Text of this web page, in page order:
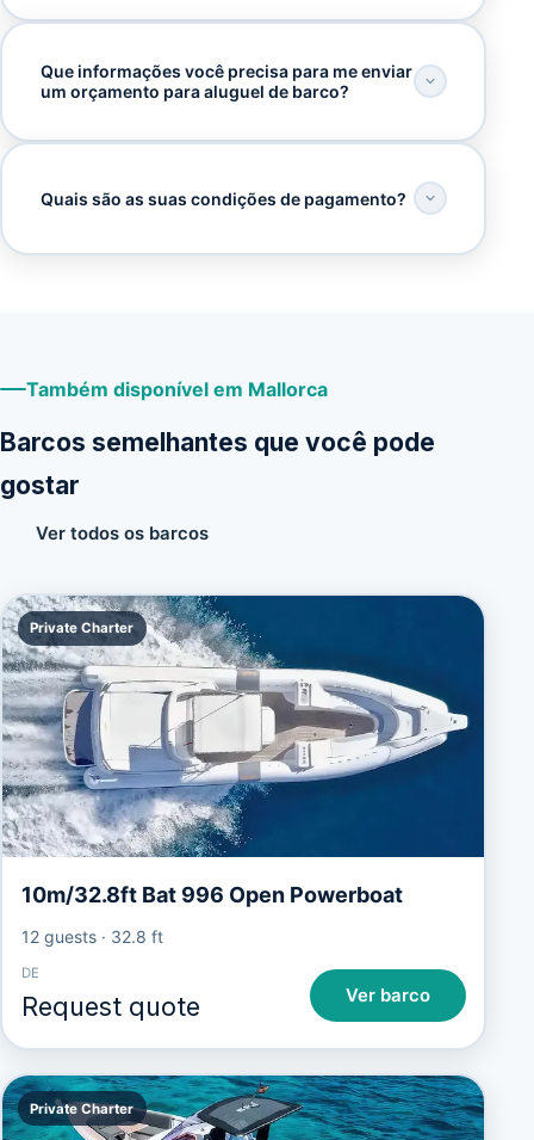
Que informações você precisa para me enviar
um orçamento para aluguel de barco?
Quais são as suas condições de pagamento?
Também disponível em Mallorca
Barcos semelhantes que você pode
gostar
Ver todos os barcos
Private Charter
10m/32.8ft Bat 996 Open Powerboat
12 guests· 32.8 ft
DE
Request quote Ver barco
Private Charter